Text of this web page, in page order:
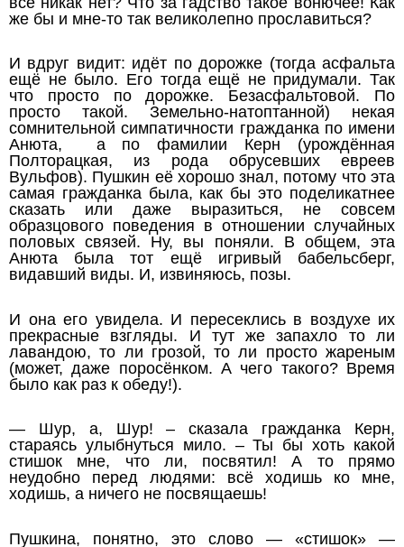
же бы и мне-то так великолепно прославиться?
И вдруг видит: идёт по дорожке (тогда асфальта
ещё не было. Его тогда ещё не придумали. Так
что просто по дорожке. Безасфальтовой. По
просто такой. Земельно-натоптанной) некая
сомнительной симпатичности гражданка по имени
Анюта, а по фамилии Керн (урождённая
Полторацкая, из рода обрусевших евреев
Вульфов). Пушкин её хорошо знал, потому что эта
самая гражданка была, как бы это поделикатнее
сказать или даже выразиться, не совсем
образцового поведения в отношении случайных
половых связей. Ну, вы поняли. В общем, эта
Анюта была тот ещё игривый бабельсберг,
видавший виды. И, извиняюсь, позы.
И она его увидела. И пересеклись в воздухе их
прекрасные взгляды. И тут же запахло то ли
лавандою, то ли грозой, то ли просто жареным
(может, даже поросёнком. А чего такого? Время
было как раз к обеду!).
— Шур, а, Шур! – сказала гражданка Керн,
стараясь улыбнуться мило. – Ты бы хоть какой
стишок мне, что ли, посвятил! А то прямо
неудобно перед людями: всё ходишь ко мне,
ходишь, а ничего не посвящаешь!
Пушкина, понятно, это слово — «стишок» —